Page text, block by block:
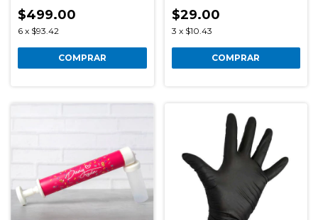
$499.00
6 x $93.42
COMPRAR
$29.00
3 x $10.43
COMPRAR